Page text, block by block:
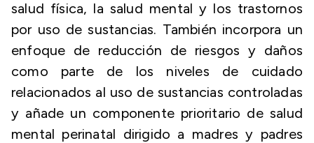
salud física, la salud mental y los trastornos
por uso de sustancias. También incorpora un
enfoque de reducción de riesgos y daños
como parte de los niveles de cuidado
relacionados al uso de sustancias controladas
y añade un componente prioritario de salud
mental perinatal dirigido a madres y padres